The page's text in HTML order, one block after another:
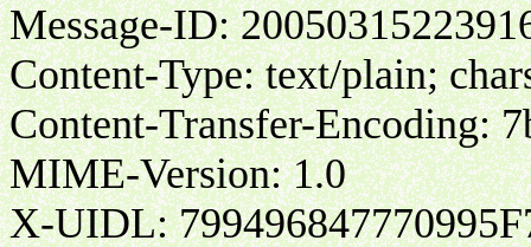
Message-ID:
Content-Type: text/plain;
Content-Transfer-Encoding:
MIME-Version: 1.0
X-UIDL: